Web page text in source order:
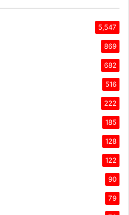
5,547
869
682
516
222
185
128
122
90
79